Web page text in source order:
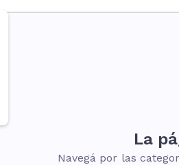
La
Navegá por las